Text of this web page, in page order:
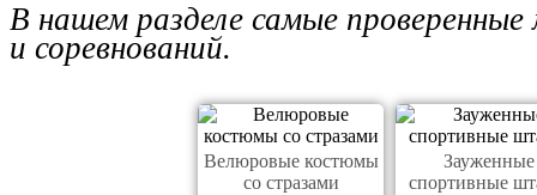
В нашем разделе самые
и соревнований.
Велюровые костюмы
со стразами
Зауженные
спортивные